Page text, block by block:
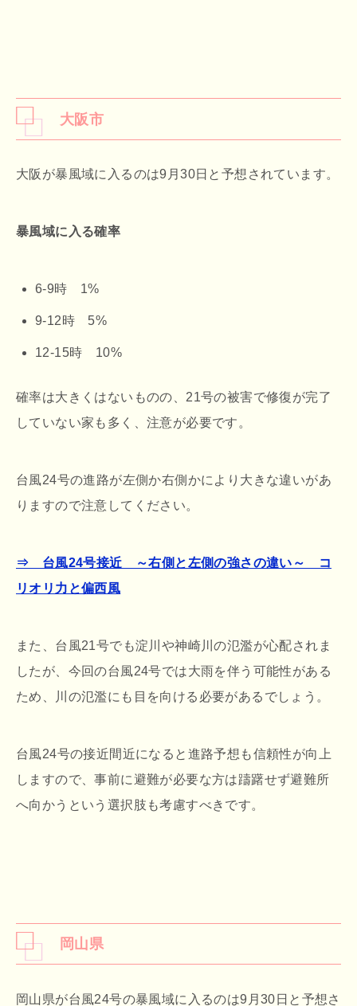
大阪市
大阪が暴風域に入るのは9月30日と予想されています。
暴風域に入る確率
6-9時 1%
9-12時 5%
12-15時 10%
確率は大きくはないものの、21号の被害で修復が完了
していない家も多く、注意が必要です。
台風24号の進路が左側か右側かにより大きな違いがあ
りますので注意してください。
⇒ 台風24号接近 ～右側と左側の強さの違い～ コ
リオリ力と偏西風
また、台風21号でも淀川や神崎川の氾濫が心配されま
したが、今回の台風24号では大雨を伴う可能性がある
ため、川の氾濫にも目を向ける必要があるでしょう。
台風24号の接近間近になると進路予想も信頼性が向上
しますので、事前に避難が必要な方は躊躇せず避難所
へ向かうという選択肢も考慮すべきです。
岡山県
岡山県が台風24号の暴風域に入るのは9月30日と予想さ